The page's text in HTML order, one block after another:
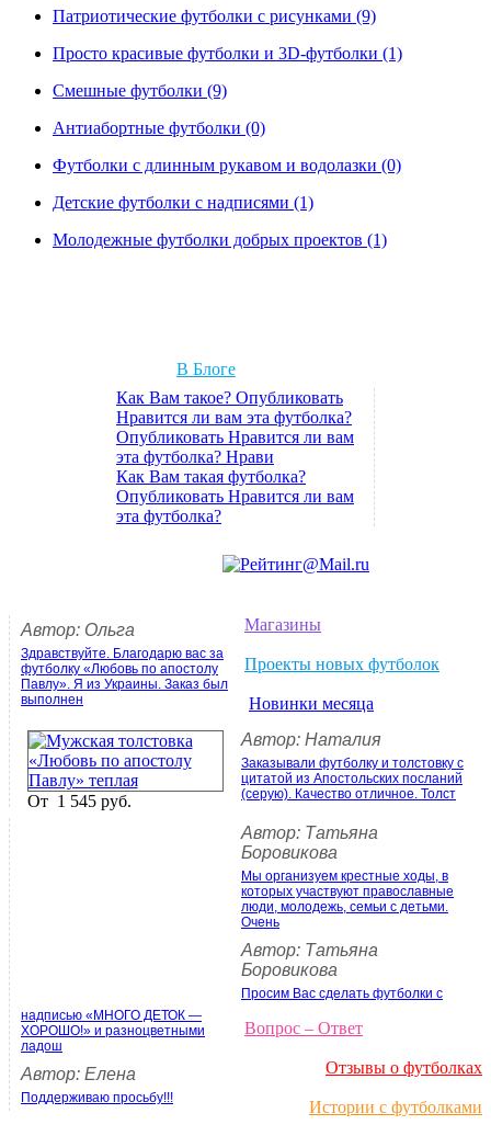
Патриотические футболки с рисунками (9)
Просто красивые футболки и 3D-футболки (1)
Смешные футболки (9)
Антиабортные футболки (0)
Футболки с длинным рукавом и водолазки (0)
Детские футболки с надписями (1)
Молодежные футболки добрых проектов (1)
В Блоге
Как Вам такое? Опубликовать
Нравится ли вам эта футболка?
Опубликовать Нравится ли вам
эта футболка? Нрави
Как Вам такая футболка?
Опубликовать Нравится ли вам
эта футболка?
Магазины
Проекты новых футболок
Новинки месяца
От 1 545 руб.
Вопрос – Ответ
Отзывы о футболках
Автор: Ольга
Здравствуйте. Благодарю вас за
футболку «Любовь по апостолу
Павлу». Я из Украины. Заказ был
выполнен
Автор: Наталия
Заказывали футболку и толстовку с
цитатой из Апостольских посланий
(серую). Качество отличное. Толст
Истории с футболками
Автор: Татьяна
Боровикова
Мы организуем крестные ходы, в
которых участвуют православные
люди, молодежь, семьи с детьми.
Очень
Автор: Татьяна
Боровикова
Просим Вас сделать футболки с
надписью «МНОГО ДЕТОК —
ХОРОШО!» и разноцветными
ладош
Автор: Елена
Поддерживаю просьбу!!!